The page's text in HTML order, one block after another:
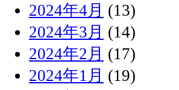
2024年4月 (13)
2024年3月 (14)
2024年2月 (17)
2024年1月 (19)